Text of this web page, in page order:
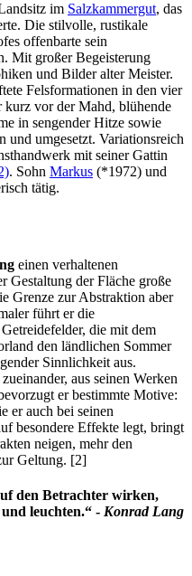
im Salzkammergut, das
Die stilvolle, rustikale
offenbarte sein
Mit großer Begeisterung
und Bilder alter Meister.
Felsformationen in den vier
kurz vor der Mahd, blühende
in sengender Hitze sowie
und umgesetzt. Variationsreich
mit seiner Gattin
. Sohn Markus (*1972) und
tätig.
einen verhaltenen
Gestaltung der Fläche große
Grenze zur Abstraktion aber
führt er die
die mit dem
den ländlichen Sommer
Sinnlichkeit aus.
aus seinen Werken
er bestimmte Motive:
er auch bei seinen
besondere Effekte legt, bringt
neigen, mehr den
Geltung. [2]
den Betrachter wirken,
leuchten.“ - Konrad Lang